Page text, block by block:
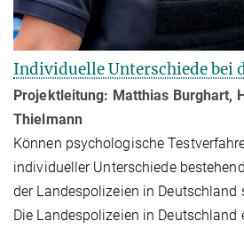
Individuelle Unterschiede bei
Projektleitung: Matthias Burghart,
Thielmann
Können psycho­lo­gische
individueller Unter­schie­de
der Landespolizeien in Deutschland
Die Landespolizeien in Deutschland